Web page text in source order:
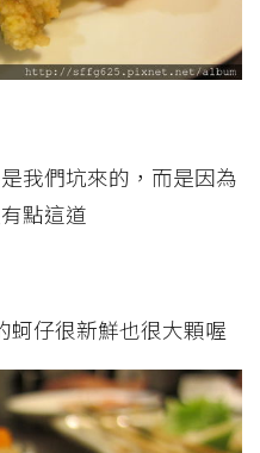
我們坑來的，而是因為
點這道
蚵仔很新鮮也很大顆喔